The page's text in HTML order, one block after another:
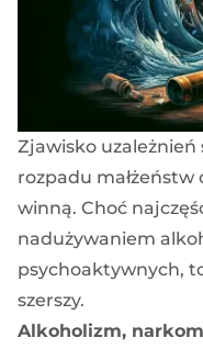
Zjawisko uzależnień
rozpadu małżeństw
winną. Choć
nadużywaniem
psychoaktywnych,
szerszy.
Alkoholizm,